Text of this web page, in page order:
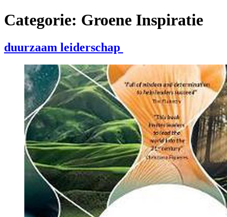
Categorie: Groene Inspiratie
duurzaam leiderschap